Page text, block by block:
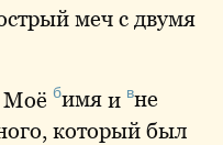
меч с двумя
Моё бимя и вне
, который был